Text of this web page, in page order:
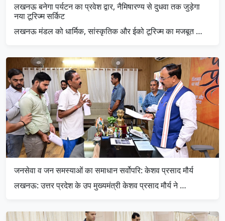
लखनऊ बनेगा पर्यटन का प्रवेश द्वार, नैमिषारण्य से दुधवा तक जुड़ेगा
नया टूरिज्म सर्किट
लखनऊ मंडल को धार्मिक, सांस्कृतिक और ईको टूरिज्म का मजबूत …
जनसेवा व जन समस्याओं का समाधान सर्वोपरि: केशव प्रसाद मौर्य
लखनऊ: उत्तर प्रदेश के उप मुख्यमंत्री केशव प्रसाद मौर्य ने …